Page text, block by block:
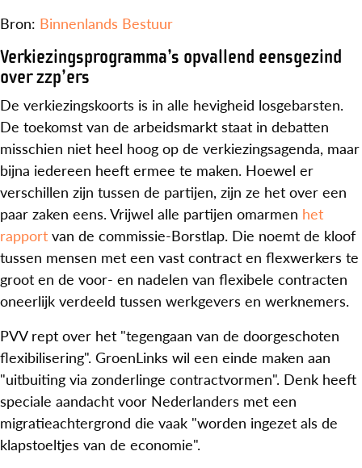
Bron: Binnenlands Bestuur
Verkiezingsprogramma’s opvallend eensgezind
over zzp’ers
De verkiezingskoorts is in alle hevigheid losgebarsten.
De toekomst van de arbeidsmarkt staat in debatten
misschien niet heel hoog op de verkiezingsagenda, maar
bijna iedereen heeft ermee te maken. Hoewel er
verschillen zijn tussen de partijen, zijn ze het over een
paar zaken eens. Vrijwel alle partijen omarmen het
rapport van de commissie-Borstlap. Die noemt de kloof
tussen mensen met een vast contract en flexwerkers te
groot en de voor- en nadelen van flexibele contracten
oneerlijk verdeeld tussen werkgevers en werknemers.
PVV rept over het "tegengaan van de doorgeschoten
flexibilisering". GroenLinks wil een einde maken aan
"uitbuiting via zonderlinge contractvormen". Denk heeft
speciale aandacht voor Nederlanders met een
migratieachtergrond die vaak "worden ingezet als de
klapstoeltjes van de economie".